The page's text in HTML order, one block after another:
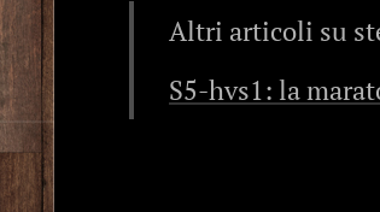
Altri articoli su
S5-hvs1: la